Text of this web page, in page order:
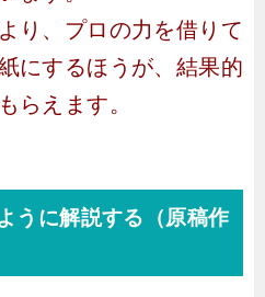
り、プロの力を借りて
にするほうが、結果的
らえます。
うに解説する（原稿作